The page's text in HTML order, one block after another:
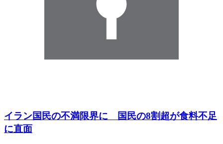
イラン国民の不満限界に 国民の8割超が食料不足
に直面